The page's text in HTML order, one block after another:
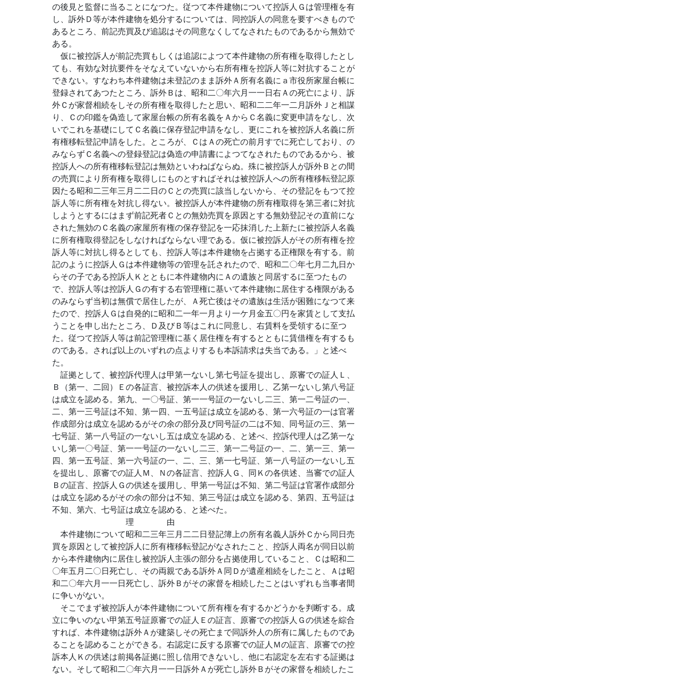
の後見と監督に当ることになつた。従つて本件建物について控訴人Ｇは管理権を有
し、訴外Ｄ等が本件建物を処分するについては、同控訴人の同意を要すべきもので
あるところ、前記売買及び追認はその同意なくしてなされたものであるから無効で
ある。
仮に被控訴人が前記売買もしくは追認によつて本件建物の所有権を取得したとし
ても、有効な対抗要件をそなえていないから右所有権を控訴人等に対抗することが
できない。すなわち本件建物は未登記のまま訴外Ａ所有名義にａ市役所家屋台帳に
登録されてあつたところ、訴外Ｂは、昭和二〇年六月一一日右Ａの死亡により、訴
外Ｃが家督相続をしその所有権を取得したと思い、昭和二二年一二月訴外Ｊと相謀
り、Ｃの印鑑を偽造して家屋台帳の所有名義をＡからＣ名義に変更申請をなし、次
いでこれを基礎にしてＣ名義に保存登記申請をなし、更にこれを被控訴人名義に所
有権移転登記申請をした。ところが、ＣはＡの死亡の前月すでに死亡しており、の
みならずＣ名義への登録登記は偽造の申請書によつてなされたものであるから、被
控訴人への所有権移転登記は無効といわねばならぬ。殊に被控訴人が訴外Ｂとの間
の売買により所有権を取得しにものとすればそれは被控訴人への所有権移転登記原
因たる昭和二三年三月二二日のＣとの売買に該当しないから、その登記をもつて控
訴人等に所有権を対抗し得ない。被控訴人が本件建物の所有権取得を第三者に対抗
しようとするにはまず前記死者Ｃとの無効売買を原因とする無効登記その直前にな
された無効のＣ名義の家屋所有権の保存登記を一応抹消した上新たに被控訴人名義
に所有権取得登記をしなければならない理である。仮に被控訴人がその所有権を控
訴人等に対抗し得るとしても、控訴人等は本件建物を占拠する正権限を有する。前
記のように控訴人Ｇは本件建物等の管理を託されたので、昭和二〇年七月二九日か
らその子である控訴人Ｋとともに本件建物内にＡの遺族と同居するに至つたもの
で、控訴人等は控訴人Ｇの有する右管理権に基いて本件建物に居住する権限がある
のみならず当初は無償で居住したが、Ａ死亡後はその遺族は生活が困難になつて来
たので、控訴人Ｇは自発的に昭和二一年一月より一ケ月金五〇円を家賃として支払
うことを申し出たところ、Ｄ及びＢ等はこれに同意し、右賃料を受領するに至つ
た。従つて控訴人等は前記管理権に基く居住権を有するとともに賃借権を有するも
のである。されば以上のいずれの点よりするも本訴請求は失当である。」と述べ
た。
証拠として、被控訴代理人は甲第一ないし第七号証を提出し、原審での証人Ｌ、
Ｂ（第一、二回）Ｅの各証言、被控訴本人の供述を援用し、乙第一ないし第八号証
は成立を認める。第九、一〇号証、第一一号証の一ないし二三、第一二号証の一、
二、第一三号証は不知、第一四、一五号証は成立を認める、第一六号証の一は官署
作成部分は成立を認めるがその余の部分及び同号証の二は不知、同号証の三、第一
七号証、第一八号証の一ないし五は成立を認める、と述べ、控訴代理人は乙第一な
いし第一〇号証、第一一号証の一ないし二三、第一二号証の一、二、第一三、第一
四、第一五号証、第一六号証の一、二、三、第一七号証、第一八号証の一ないし五
を提出し、原審での証人Ｍ、Ｎの各証言、控訴人Ｇ、同Ｋの各供述、当審での証人
Ｂの証言、控訴人Ｇの供述を援用し、甲第一号証は不知、第二号証は官署作成部分
は成立を認めるがその余の部分は不知、第三号証は成立を認める、第四、五号証は
不知、第六、七号証は成立を認める、と述べた。
理 由
本件建物について昭和二三年三月二二日登記簿上の所有名義人訴外Ｃから同日売
買を原因として被控訴人に所有権移転登記がなされたこと、控訴人両名が同日以前
から本件建物内に居住し被控訴人主張の部分を占拠使用していること、Ｃは昭和二
〇年五月二〇日死亡し、その両親である訴外Ａ同Ｄが遺産相続をしたこと、Ａは昭
和二〇年六月一一日死亡し、訴外Ｂがその家督を相続したことはいずれも当事者間
に争いがない。
そこでまず被控訴人が本件建物について所有権を有するかどうかを判断する。成
立に争いのない甲第五号証原審での証人Ｅの証言、原審での控訴人Ｇの供述を綜合
すれば、本件建物は訴外Ａが建築しその死亡まで同訴外人の所有に属したものであ
ることを認めることができる。右認定に反する原審での証人Ｍの証言、原審での控
訴本人Ｋの供述は前掲各証拠に照し信用できないし、他に右認定を左右する証拠は
ない。そして昭和二〇年六月一一日訴外Ａが死亡し訴外Ｂがその家督を相続したこ